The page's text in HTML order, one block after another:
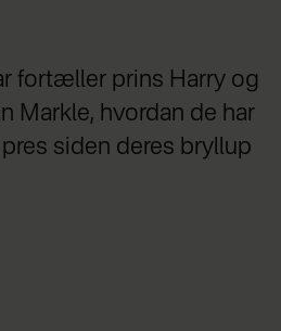
fortæller prins Harry og
Markle, hvordan de har
siden deres bryllup